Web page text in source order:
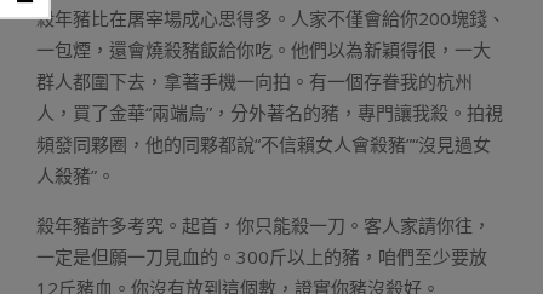
殺年豬比在屠宰場成心思得多。人家不僅會給你200塊錢、
一包煙，還會燒殺豬飯給你吃。他們以為新穎得很，一大
群人都圍下去，拿著手機一向拍。有一個存眷我的杭州
人，買了金華“兩端烏”，分外著名的豬，專門讓我殺。拍視
頻發同夥圈，他的同夥都說“不信賴女人會殺豬”“沒見過女
人殺豬”。
殺年豬許多考究。起首，你只能殺一刀。客人家請你往，
一定是但願一刀見血的。300斤以上的豬，咱們至少要放
12斤豬血。你沒有放到這個數，證實你豬沒殺好。